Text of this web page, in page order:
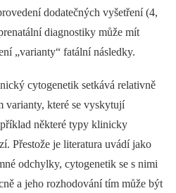
dodatečných vyšetření (4,
diagnostiky může mít
„varianty“ fatální následky.
cytogenetik setkává relativně
varianty, které se vyskytují
některé typy klinicky
Přestože je literatura uvádí jako
odchylky, cytogenetik se s nimi
a jeho rozhodování tím může být